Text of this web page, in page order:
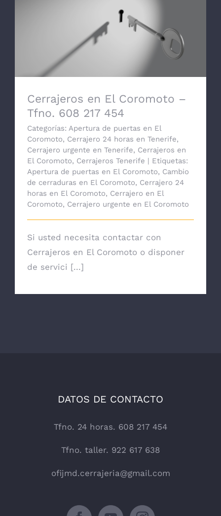
Cerrajeros en El Coromoto – Tfno. 608
Cerrajeros en El Coromoto –
Tfno. 608 217 454
Categorías: Apertura de puertas en El
Coromoto, Cerrajero 24 horas en Tenerife,
Cerrajero urgente en Tenerife, Cerrajeros en
El Coromoto, Cerrajeros Tenerife | Etiquetas:
Apertura de puertas en El Coromoto, Cambio
de cerraduras en El Coromoto, Cerrajero 24
horas en El Coromoto, Cerrajero en El
Coromoto, Cerrajero urgente en El Coromoto
Si usted necesita contactar con
Cerrajeros en El Coromoto o disponer
de servici [...]
DATOS DE CONTACTO
Tfno. 24 horas. 608 217 454
Tfno. taller. 922 617 638
ofijmd.cerrajeria@gmail.com